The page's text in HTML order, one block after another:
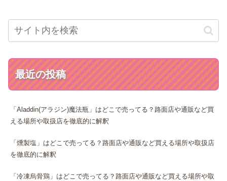
最近の投稿
「Aladdin(アラジン)魔法瓶」はどこで売ってる？路面店や通販など買
える場所や取扱店を徹底的に解釈
「燻製塩」はどこで売ってる？路面店や通販など買える場所や取扱店
を徹底的に解釈
「冷凍烏骨鶏」はどこで売ってる？路面店や通販など買える場所や取